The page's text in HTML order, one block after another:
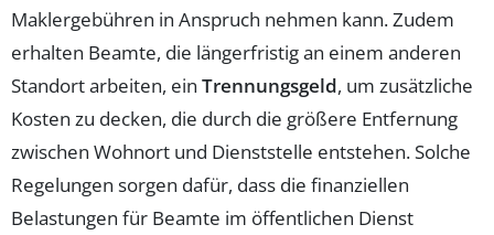
Maklergebühren in Anspruch nehmen kann. Zudem
erhalten Beamte, die längerfristig an einem anderen
Standort arbeiten, ein Trennungsgeld, um zusätzliche
Kosten zu decken, die durch die größere Entfernung
zwischen Wohnort und Dienststelle entstehen. Solche
Regelungen sorgen dafür, dass die finanziellen
Belastungen für Beamte im öffentlichen Dienst